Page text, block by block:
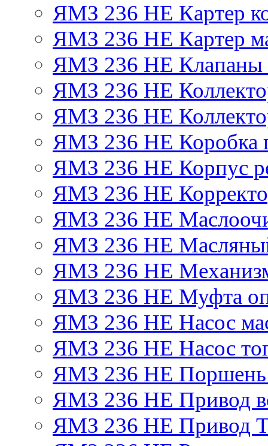
ЯМЗ 236 НЕ Картер
ЯМЗ 236 НЕ Картер
ЯМЗ 236 НЕ Клапаны
ЯМЗ 236 НЕ
ЯМЗ 236 НЕ
ЯМЗ 236 НЕ Коробка
ЯМЗ 236 НЕ Корпус
ЯМЗ 236 НЕ
ЯМЗ 236 НЕ
ЯМЗ 236 НЕ Масляный
ЯМЗ 236 НЕ
ЯМЗ 236 НЕ Муфта
ЯМЗ 236 НЕ Насос
ЯМЗ 236 НЕ Насос
ЯМЗ 236 НЕ Поршень
ЯМЗ 236 НЕ Привод
ЯМЗ 236 НЕ Привод